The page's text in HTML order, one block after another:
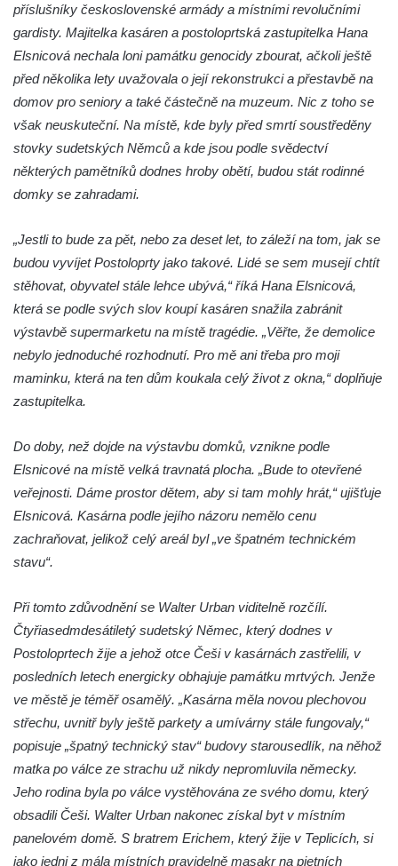
Pomník prvního a druhého odboje v
Tanvaldu
Kenotaf Josefa Staritze na hřbitově ve
Starých Křečanech
Hrob Antona Reintsche na hřbitově ve
Starých Křečanech
Hrob rodiny Klingerových na hřbitově ve
Starých Křečanech
Tyršových sadech v Jablonci nad Nisou
Pamětní desky obětem 1. světové války na
kapli svaté Alžběty Durynské v Dolních
Křečanech
Pomník Theodora Körnera v Tyršově ulici v
Šluknově
Pomník Františka Josefa I. u křížové cesty
Pamětní deska Polské armádě na budově
MÚ v ulici 2. polské armády v Rumburku
Kenotaf Richarda Grossmanna na hřbitově
v Dubé
Pomník obětem 2. světové války v Dubé
Pomník obětem Rumburské vzpoury u
hřbitova v Rumburku
Pomník obětem 1. světové války na hřbitově
ve Velkém Šenově
Hrob Petra Záhorky na hřbitově ve Velkém
Šenově
Hrob Rudolfa Hovorky na hřbitově ve
Velkém Šenově
Hrob Ondreje Gurina na hřbitově ve Velkém
příslušníky československé armády a místními revolučními
gardisty. Majitelka kasáren a postoloprtská zastupitelka Hana
Elsnicová nechala loni památku genocidy zbourat, ačkoli ještě
před několika lety uvažovala o její rekonstrukci a přestavbě na
domov pro seniory a také částečně na muzeum. Nic z toho se
však neuskuteční. Na místě, kde byly před smrtí soustředěny
stovky sudetských Němců a kde jsou podle svědectví
některých pamětníků dodnes hroby obětí, budou stát rodinné
domky se zahradami.
„Jestli to bude za pět, nebo za deset let, to záleží na tom, jak se
budou vyvíjet Postoloprty jako takové. Lidé se sem musejí chtít
stěhovat, obyvatel stále lehce ubývá,“ říká Hana Elsnicová,
která se podle svých slov koupí kasáren snažila zabránit
výstavbě supermarketu na místě tragédie. „Věřte, že demolice
nebylo jednoduché rozhodnutí. Pro mě ani třeba pro moji
maminku, která na ten dům koukala celý život z okna,“ doplňuje
zastupitelka.
Do doby, než dojde na výstavbu domků, vznikne podle
Elsnicové na místě velká travnatá plocha. „Bude to otevřené
veřejnosti. Dáme prostor dětem, aby si tam mohly hrát,“ ujišťuje
Elsnicová. Kasárna podle jejího názoru nemělo cenu
zachraňovat, jelikož celý areál byl „ve špatném technickém
stavu“.
Při tomto zdůvodnění se Walter Urban viditelně rozčílí.
Čtyřiasedmdesátiletý sudetský Němec, který dodnes v
Postoloprtech žije a jehož otce Češi v kasárnách zastřelili, v
posledních letech energicky obhajuje památku mrtvých. Jenže
ve městě je téměř osamělý. „Kasárna měla novou plechovou
střechu, uvnitř byly ještě parkety a umívárny stále fungovaly,“
popisuje „špatný technický stav“ budovy starousedlík, na něhož
matka po válce ze strachu už nikdy nepromluvila německy.
Jeho rodina byla po válce vystěhována ze svého domu, který
obsadili Češi. Walter Urban nakonec získal byt v místním
panelovém domě. S bratrem Erichem, který žije v Teplicích, si
jako jedni z mála místních pravidelně masakr na pietních